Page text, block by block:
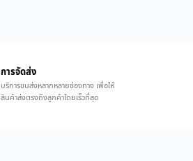
การจัดส่ง
บริการขนส่งหลากหลายช่องทาง เพื่อให้
สินค้าส่งตรงถึงลูกค้าโดยเร็วที่สุด